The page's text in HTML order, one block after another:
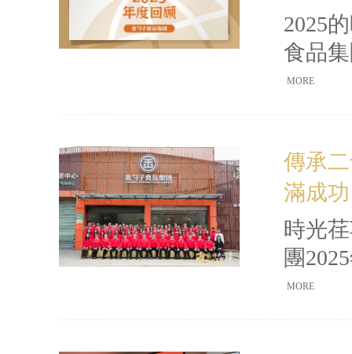
2025
食品
展的
戶的
與總
聞不斷
MORE
傳承
滿成功
時光
團
以“
MORE